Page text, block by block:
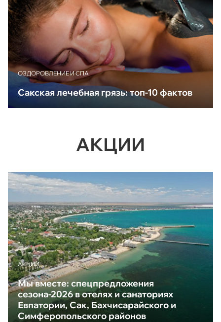
ОЗДОРОВЛЕНИЕ И СПА
Сакская лечебная грязь: топ-10 фактов
АКЦИИ
АКЦИИ
Мы вместе: спецпредложения
сезона-2026 в отелях и санаториях
Евпатории, Сак, Бахчисарайского и
Симферопольского районов